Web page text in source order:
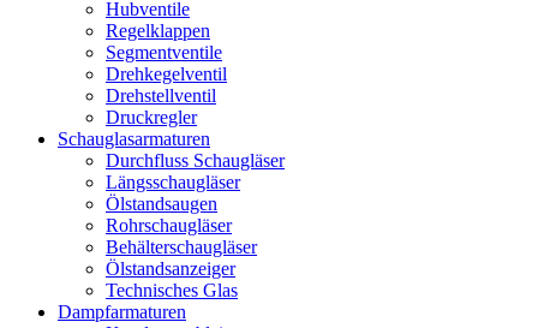
Hubventile
Regelklappen
Segmentventile
Drehkegelventil
Drehstellventil
Druckregler
Schauglas­armaturen
Durchfluss Schaugläser
Längsschaugläser
Ölstandsaugen
Rohrschaugläser
Behälterschaugläser
Ölstandsanzeiger
Technisches Glas
Dampfarmaturen